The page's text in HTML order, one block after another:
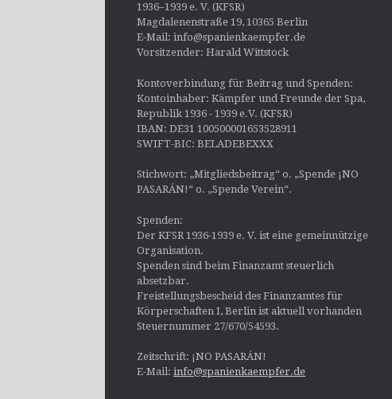
1936–1939 e. V. (KFSR)
Magdalenenstraße 19, 10365 Berlin
E-Mail: info@spanienkaempfer.de
Vorsitzender: Harald Wittstock
Kontoverbindung für Beitrag und Spenden:
Kontoinhaber: Kämpfer und Freunde der Spa,
Republik 1936 - 1939 e.V. (KFSR)
IBAN: DE31 100500001653528911
SWIFT-BIC: BELADEBEXXX
Stichwort: „Mitgliedsbeitrag“ o. „Spende ¡NO
PASARÁN!“ o. „Spende Verein“.
Spenden:
Der KFSR 1936-1939 e. V. ist eine gemeinnützige
Organisation.
Spenden sind beim Finanzamt steuerlich
absetzbar.
Freistellungsbescheid des Finanzamtes für
Körperschaften I, Berlin ist aktuell vorhanden
Steuernummer 27/670/54593.
Zeitschrift: ¡NO PASARÁN!
E-Mail: info@spanienkaempfer.de